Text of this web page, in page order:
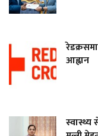
आह्वान
स्वास्थ्य